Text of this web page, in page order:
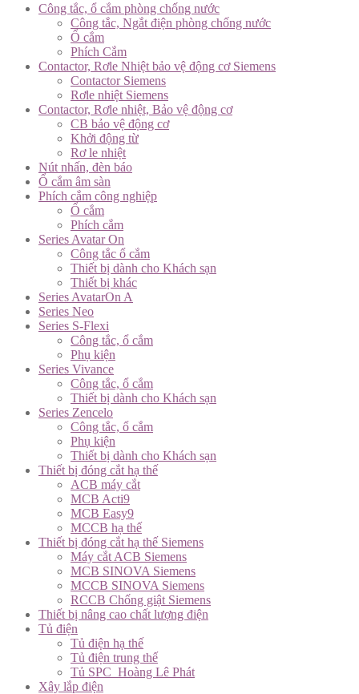
Công tắc, ổ cắm phòng chống nước
Công tắc, Ngắt điện phòng chống nước
Ổ cắm
Phích Cắm
Contactor, Rơle Nhiệt bảo vệ động cơ Siemens
Contactor Siemens
Rơle nhiệt Siemens
Contactor, Rơle nhiệt, Bảo vệ động cơ
CB bảo vệ động cơ
Khởi động từ
Rơ le nhiệt
Nút nhấn, đèn báo
Ổ cắm âm sàn
Phích cắm công nghiệp
Ổ cắm
Phích cắm
Series Avatar On
Công tắc ổ cắm
Thiết bị dành cho Khách sạn
Thiết bị khác
Series AvatarOn A
Series Neo
Series S-Flexi
Công tắc, ổ cắm
Phụ kiện
Series Vivance
Công tắc, ổ cắm
Thiết bị dành cho Khách sạn
Series Zencelo
Công tắc, ổ cắm
Phụ kiện
Thiết bị dành cho Khách sạn
Thiết bị đóng cắt hạ thế
ACB máy cắt
MCB Acti9
MCB Easy9
MCCB hạ thế
Thiết bị đóng cắt hạ thế Siemens
Máy cắt ACB Siemens
MCB SINOVA Siemens
MCCB SINOVA Siemens
RCCB Chống giật Siemens
Thiết bị nâng cao chất lượng điện
Tủ điện
Tủ điện hạ thế
Tủ điện trung thế
Tủ SPC_Hoàng Lê Phát
Xây lắp điện